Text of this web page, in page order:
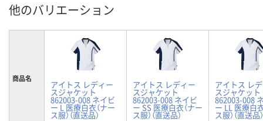
他のバリエーション
商品名
アイトス レディー
スジャケット
862003-008 ネイビ
ー L 医療白衣（ナー
ス服）（直送品）
アイトス レディー
スジャケット
862003-008 ネイビ
ー SS 医療白衣（ナー
ス服）（直送品）
アイトス レ
スジャケット
862003-008
ー LL 医療白
ス服）（直送品）